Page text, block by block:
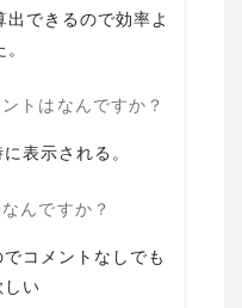
できるので効率よ
トはなんですか？
表示される。
んですか？
コメントなしでも
しい